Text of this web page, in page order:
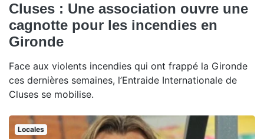
Cluses : Une association ouvre une
cagnotte pour les incendies en
Gironde
Face aux violents incendies qui ont frappé la Gironde
ces dernières semaines, l’Entraide Internationale de
Cluses se mobilise.
Locales